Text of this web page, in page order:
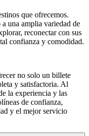
que ofrecemos.
una amplia variedad de
reconectar con sus
confianza y comodidad.
no solo un billete
y satisfactoria. Al
la experiencia y las
de confianza,
y el mejor servicio